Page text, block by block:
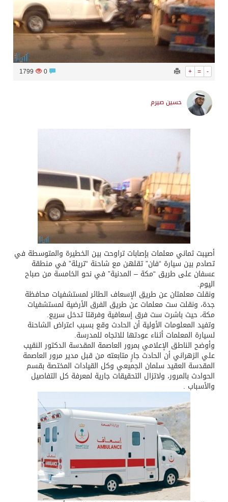
الرياض وأنقرة وإسلام آباد تطلق «اتفاقية مكة» للدفاع
+ = -
1799
حسين صيرم
أصيبت ثماني معلمات بإصابات تراوحت بين الخطيرة والمتوسطة في
تصادم بين سيارة “فان” تقلهن مع شاحنة “تريلة” في منطقة
عسفان على طريق “مكة – المدنية” في نحو الخامسة من صباح
اليوم.
ونقلت معلمتان عن طريق الإسعاف الطائر لمستشفيات محافظة
جدة، ونقلت ست معلمات عن طريق الفرق الأرضية لمستشفيات
مكة، حيث باشرت ست فرق إسعافية وفرقتا تدخل سريع.
وتفيد المعلومات الأولية أن الحادث وقع بسبب اعتراض الشاحنة
لسيارة المعلمات أثناء عودتها للاتجاه للمدرسة.
وأوضح الناطق الإعلامي بمرور العاصمة المقدسة الدكتور النقيب
علي الزهراني أن الحادث جارٍ متابعته من قبل مدير مرور العاصمة
المقدسة العقيد سلمان الجميعي وكل القيادات المختصة بقسم
الحوادث بالمرور، ولاتزال التحقيقات جارية لمعرفة كل التفاصيل
والأسباب .